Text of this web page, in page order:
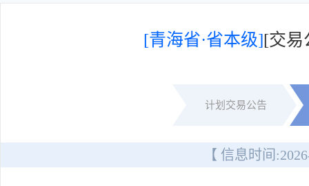
[青海省·省本级][交易
计划交易公告
【 信息时间: